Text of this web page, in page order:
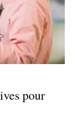
pour